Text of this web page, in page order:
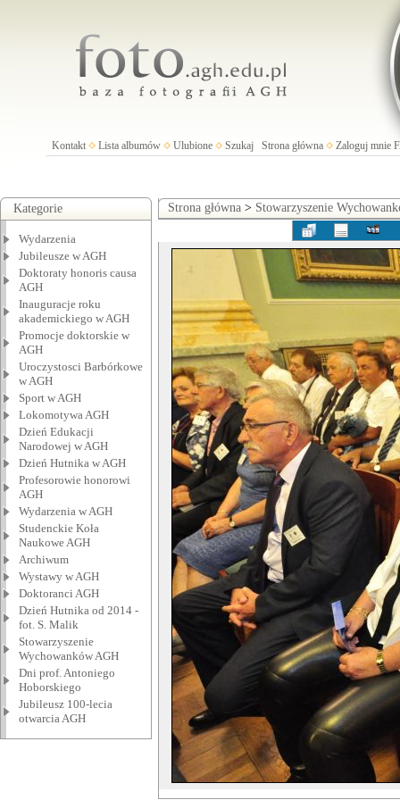
Kontakt Lista albumów Ulubione Szukaj Strona główna Zaloguj mnie
Kategorie
Wydarzenia
Jubileusze w AGH
Doktoraty honoris causa
AGH
Inauguracje roku
akademickiego w AGH
Promocje doktorskie w
AGH
Uroczystosci Barbórkowe
w AGH
Sport w AGH
Lokomotywa AGH
Dzień Edukacji
Narodowej w AGH
Dzień Hutnika w AGH
Profesorowie honorowi
AGH
Wydarzenia w AGH
Studenckie Koła
Naukowe AGH
Archiwum
Wystawy w AGH
Doktoranci AGH
Dzień Hutnika od 2014 -
fot. S. Malik
Stowarzyszenie
Wychowanków AGH
Dni prof. Antoniego
Hoborskiego
Jubileusz 100-lecia
otwarcia AGH
Strona główna > Stowarzyszenie